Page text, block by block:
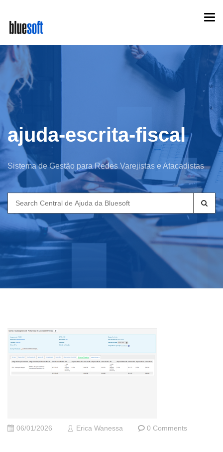
main
content
ajuda-escrita-fiscal
Sistema de Gestão para Redes Varejistas e Atacadistas
Search
for:
06/01/2026 Erica Wanessa 0 Comments